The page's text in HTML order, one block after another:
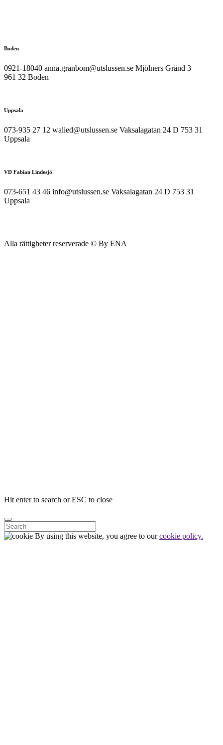
Boden
0921-18040 anna.granbom@utslussen.se Mjölners Gränd 3
961 32 Boden
Uppsala
073-935 27 12 walied@utslussen.se Vaksalagatan 24 D 753 31
Uppsala
VD Fabian Lindesjö
073-651 43 46 info@utslussen.se Vaksalagatan 24 D 753 31
Uppsala
Alla rättigheter reserverade © By ENA
Hit enter to search or ESC to close
By using this website, you agree to ourcookie policy.